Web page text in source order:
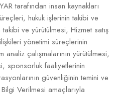
tarafından insan kaynakları
hukuk işlerinin takibi ve
ve yürütülmesi, Hizmet satış
yönetimi süreçlerinin
çalışmalarının yürütülmesi,
sponsorluk faaliyetlerinin
güvenliğinin temini ve
Verilmesi amaçlarıyla